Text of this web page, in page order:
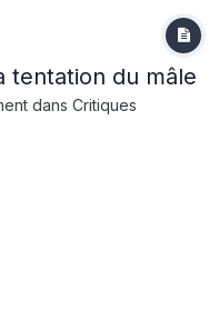
tentation du mâle
dans Critiques